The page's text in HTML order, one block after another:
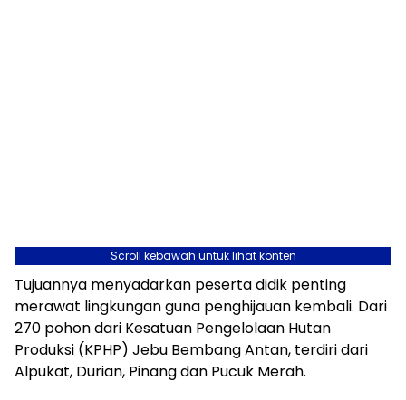
Scroll kebawah untuk lihat konten
Tujuannya menyadarkan peserta didik penting
merawat lingkungan guna penghijauan kembali. Dari
270 pohon dari Kesatuan Pengelolaan Hutan
Produksi (KPHP) Jebu Bembang Antan, terdiri dari
Alpukat, Durian, Pinang dan Pucuk Merah.